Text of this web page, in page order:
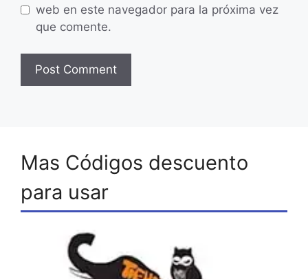
web en este navegador para la próxima vez
que comente.
Mas Códigos descuento
para usar